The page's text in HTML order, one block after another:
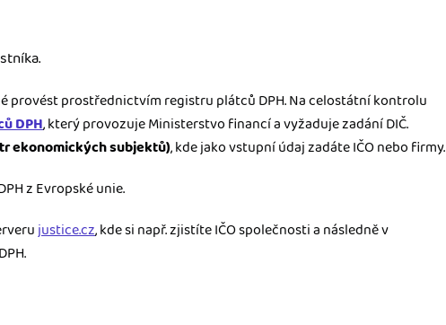
provést prostřednictvím registru plátců DPH. Na celostátní kontrolu
DPH, který provozuje Ministerstvo financí a vyžaduje zadání DIČ.
ekonomických subjektů), kde jako vstupní údaj zadáte IČO nebo firmy.
z Evropské unie.
justice.cz, kde si např. zjistíte IČO společnosti a následně v